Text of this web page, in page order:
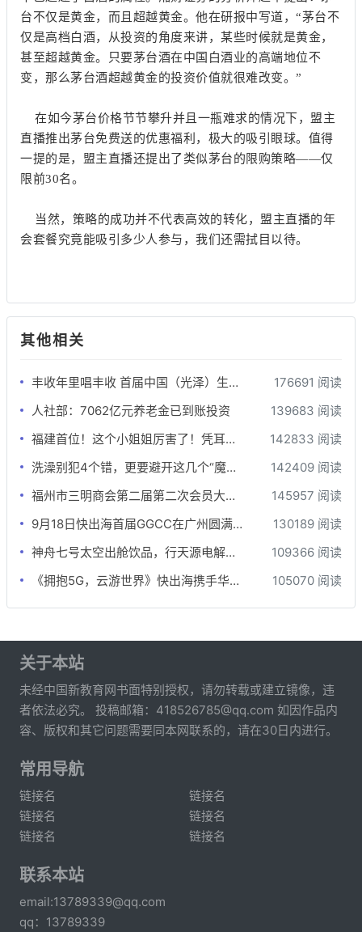
台不仅是黄金，而且超越黄金。他在研报中写道，“茅台不
仅是高档白酒，从投资的角度来讲，某些时候就是黄金，
甚至超越黄金。只要茅台酒在中国白酒业的高端地位不
变，那么茅台酒超越黄金的投资价值就很难改变。”
在如今茅台价格节节攀升并且一瓶难求的情况下，盟主
直播推出茅台免费送的优惠福利，极大的吸引眼球。值得
一提的是，盟主直播还提出了类似茅台的限购策略——仅
限前30名。
当然，策略的成功并不代表高效的转化，盟主直播的年
会套餐究竟能吸引多少人参与，我们还需拭目以待。
其他相关
丰收年里唱丰收 首届中国（光泽）生态食品丰收音乐节精彩纷呈
176691 阅读
人社部：7062亿元养老金已到账投资
139683 阅读
福建首位！这个小姐姐厉害了！凭耳朵为钢琴“治病”
142833 阅读
洗澡别犯4个错，更要避开这几个“魔鬼时间”，否则越洗越伤身！
142409 阅读
福州市三明商会第二届第二次会员大会隆重召开
145957 阅读
9月18日快出海首届GGCC在广州圆满落幕!
130189 阅读
神舟七号太空出舱饮品，行天源电解质饮品开启招商
109366 阅读
《拥抱5G，云游世界》快出海携手华为云游戏出海沙龙
105070 阅读
关于本站
未经中国新教育网书面特别授权，请勿转载或建立镜像，违
者依法必究。 投稿邮箱：418526785@qq.com 如因作品内
容、版权和其它问题需要同本网联系的，请在30日内进行。
常用导航
链接名
链接名
链接名
链接名
链接名
链接名
联系本站
email:13789339@qq.com
qq：13789339